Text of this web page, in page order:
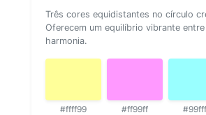
Três cores equidistantes no círculo
Oferecem um equilíbrio vibrante
harmonia.
#ffff99 #ff99ff